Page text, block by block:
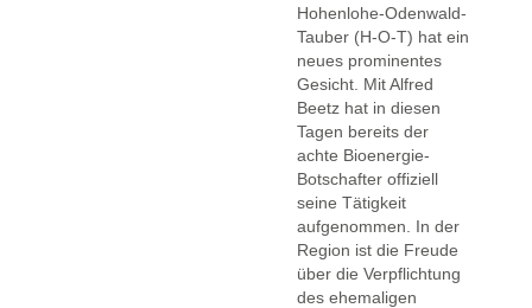
Hohenlohe-Odenwald-
Tauber (H-O-T) hat ein
neues prominentes
Gesicht. Mit Alfred
Beetz hat in diesen
Tagen bereits der
achte Bioenergie-
Botschafter offiziell
seine Tätigkeit
aufgenommen. In der
Region ist die Freude
über die Verpflichtung
des ehemaligen